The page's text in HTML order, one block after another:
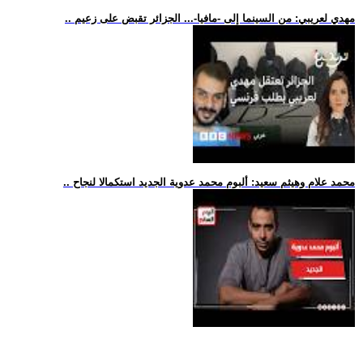
.. مهدي لعريبي: من السينما إلى -مافيا-... الجزائر تقبض على زعيم
.. محمد علام وهيثم سعيد: ألبوم محمد عدوية الجديد استكمالا لنجاح